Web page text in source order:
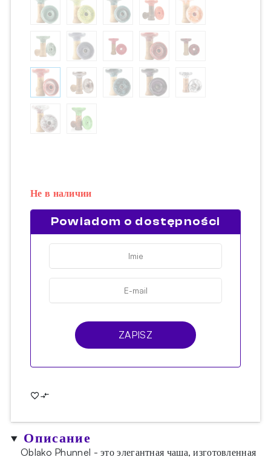
Не в наличии
Powiadom o dostępności
ZAPISZ
Описание
Oblako Phunnel - это элегантная чаша, изготовленная